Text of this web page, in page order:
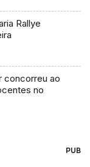
Rallye
concorreu ao
no
PUB